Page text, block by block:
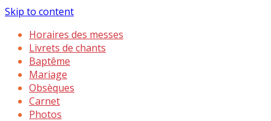
Skip to content
Horaires des messes
Livrets de chants
Baptême
Mariage
Obsèques
Carnet
Photos